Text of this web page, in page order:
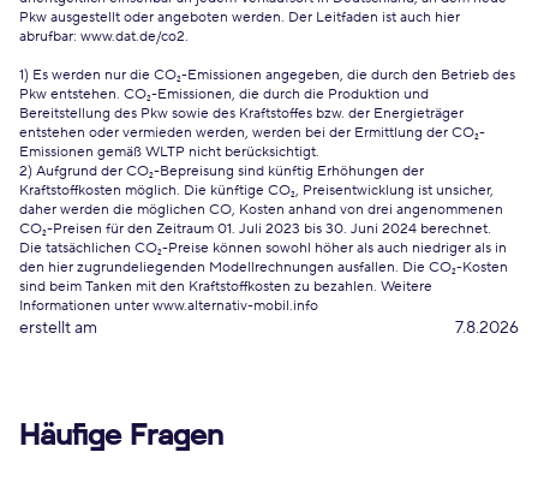
Pkw ausgestellt oder angeboten werden. Der Leitfaden ist auch hier
abrufbar: www.dat.de/co2.
1) Es werden nur die CO₂-Emissionen angegeben, die durch den Betrieb des
Pkw entstehen. CO₂-Emissionen, die durch die Produktion und
Bereitstellung des Pkw sowie des Kraftstoffes bzw. der Energieträger
entstehen oder vermieden werden, werden bei der Ermittlung der CO₂-
Emissionen gemäß WLTP nicht berücksichtigt.
2) Aufgrund der CO₂-Bepreisung sind künftig Erhöhungen der
Kraftstoffkosten möglich. Die künftige CO₂, Preisentwicklung ist unsicher,
daher werden die möglichen CO, Kosten anhand von drei angenommenen
CO₂-Preisen für den Zeitraum 01. Juli 2023 bis 30. Juni 2024 berechnet.
Die tatsächlichen CO₂-Preise können sowohl höher als auch niedriger als in
den hier zugrundeliegenden Modellrechnungen ausfallen. Die CO₂-Kosten
sind beim Tanken mit den Kraftstoffkosten zu bezahlen. Weitere
Informationen unter www.alternativ-mobil.info
erstellt am 7.8.2026
Häufige Fragen